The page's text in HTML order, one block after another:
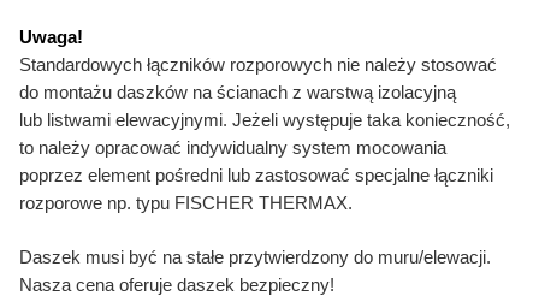
Uwaga!
Standardowych łączników rozporowych nie należy stosować
do montażu daszków na ścianach z warstwą izolacyjną
lub listwami elewacyjnymi. Jeżeli występuje taka konieczność,
to należy opracować indywidualny system mocowania
poprzez element pośredni lub zastosować specjalne łączniki
rozporowe np. typu FISCHER THERMAX.
Daszek musi być na stałe przytwierdzony do muru/elewacji.
Nasza cena oferuje daszek bezpieczny!